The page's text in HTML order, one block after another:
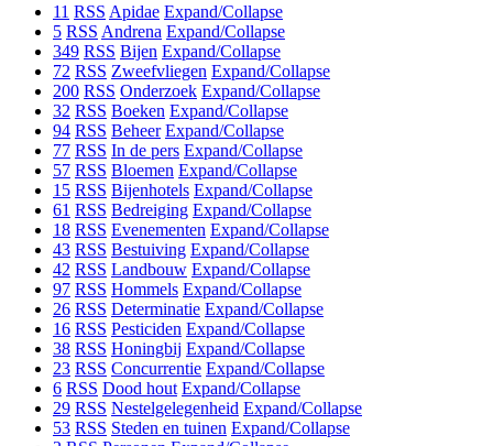
11 RSS Apidae Expand/Collapse
5 RSS Andrena Expand/Collapse
349 RSS Bijen Expand/Collapse
72 RSS Zweefvliegen Expand/Collapse
200 RSS Onderzoek Expand/Collapse
32 RSS Boeken Expand/Collapse
94 RSS Beheer Expand/Collapse
77 RSS In de pers Expand/Collapse
57 RSS Bloemen Expand/Collapse
15 RSS Bijenhotels Expand/Collapse
61 RSS Bedreiging Expand/Collapse
18 RSS Evenementen Expand/Collapse
43 RSS Bestuiving Expand/Collapse
42 RSS Landbouw Expand/Collapse
97 RSS Hommels Expand/Collapse
26 RSS Determinatie Expand/Collapse
16 RSS Pesticiden Expand/Collapse
38 RSS Honingbij Expand/Collapse
23 RSS Concurrentie Expand/Collapse
6 RSS Dood hout Expand/Collapse
29 RSS Nestelgelegenheid Expand/Collapse
53 RSS Steden en tuinen Expand/Collapse